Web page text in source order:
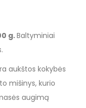
g.Baltyminiai
aukštos kokybės
mišinys, kurio
augimą